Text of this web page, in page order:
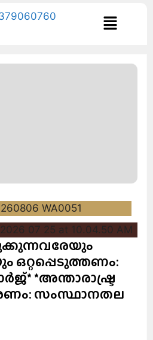
ഒറ്റപ്പെടുത്തണം:
*അന്താരാഷ്ട്ര
സംസ്ഥാനതല